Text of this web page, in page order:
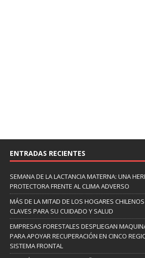
ENTRADAS RECIENTES
SEMANA DE LA LACTANCIA MATERNA: UNA
PROTECTORA FRENTE AL CLIMA ADVERSO
MÁS DE LA MITAD DE LOS HOGARES
CLAVES PARA SU CUIDADO Y SALUD
EMPRESAS FORESTALES DESPLIEGAN
PARA APOYAR RECUPERACIÓN EN CINCO
SISTEMA FRONTAL